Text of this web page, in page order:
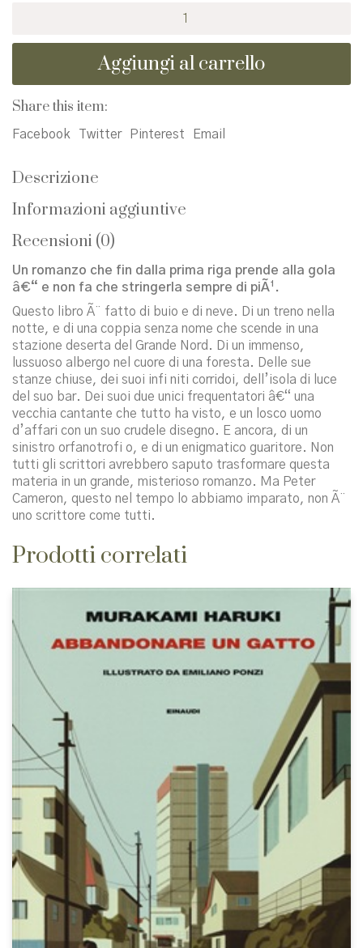
succedono
Aggiungi al carrello
Share this item:
Facebook Twitter Pinterest Email
Descrizione
Informazioni aggiuntive
Recensioni (0)
Un romanzo che fin dalla prima riga prende alla gola
â€“ e non fa che stringerla sempre di piÃ¹.
Questo libro Ã¨ fatto di buio e di neve. Di un treno nella
notte, e di una coppia senza nome che scende in una
stazione deserta del Grande Nord. Di un immenso,
lussuoso albergo nel cuore di una foresta. Delle sue
stanze chiuse, dei suoi infi niti corridoi, dell’isola di luce
del suo bar. Dei suoi due unici frequentatori â€“ una
vecchia cantante che tutto ha visto, e un losco uomo
d’affari con un suo crudele disegno. E ancora, di un
sinistro orfanotrofi o, e di un enigmatico guaritore. Non
tutti gli scrittori avrebbero saputo trasformare questa
materia in un grande, misterioso romanzo. Ma Peter
Cameron, questo nel tempo lo abbiamo imparato, non Ã¨
uno scrittore come tutti.
Prodotti correlati